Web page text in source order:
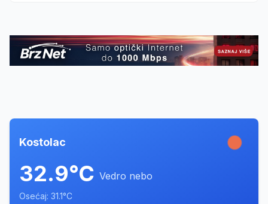
Kostolac
32.9°C Vedro nebo
Osećaj: 31.1°C